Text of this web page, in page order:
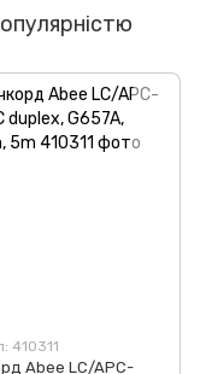
410311
Abee LC/APC-